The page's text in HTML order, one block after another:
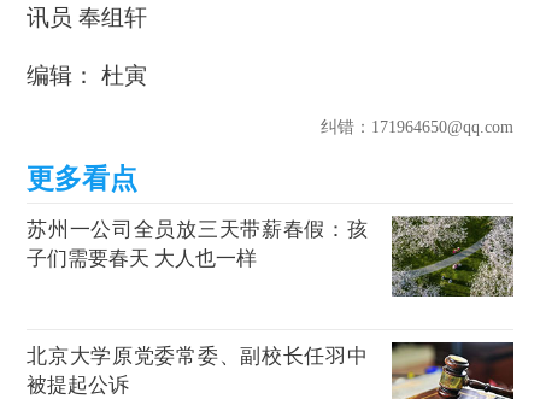
讯员 奉组轩
编辑： 杜寅
纠错：171964650@qq.com
苏州一公司全员放三天带薪春假：孩
子们需要春天 大人也一样
北京大学原党委常委、副校长任羽中
被提起公诉